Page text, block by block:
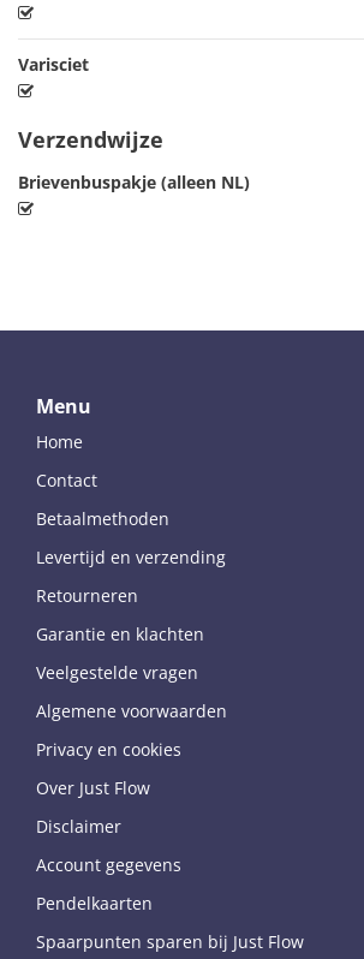
Varisciet
Verzendwijze
Brievenbuspakje (alleen NL)
Menu
Home
Contact
Betaalmethoden
Levertijd en verzending
Retourneren
Garantie en klachten
Veelgestelde vragen
Algemene voorwaarden
Privacy en cookies
Over Just Flow
Disclaimer
Account gegevens
Pendelkaarten
Spaarpunten sparen bij Just Flow